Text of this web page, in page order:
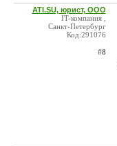
ATI.SU, юрист, ООО
IT-компания ,
Санкт-Петербург
Код:291076
#8